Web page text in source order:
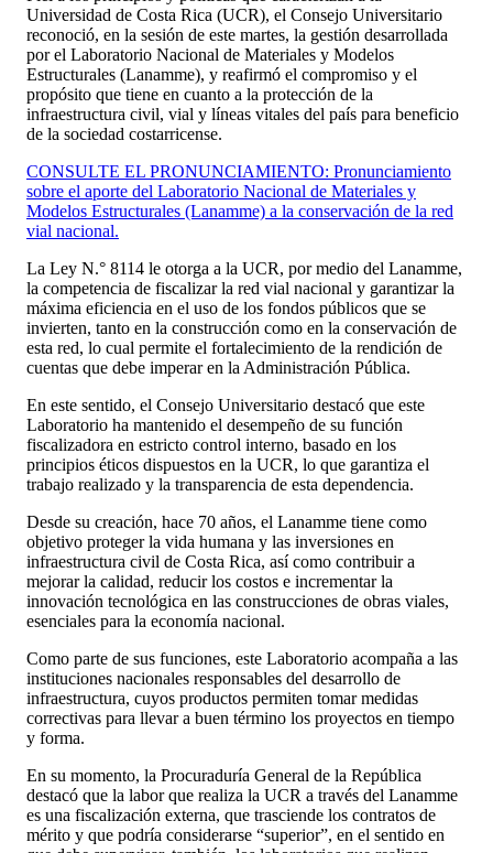
Universidad de Costa Rica (UCR), el Consejo Universitario
reconoció, en la sesión de este martes, la gestión desarrollada
por el Laboratorio Nacional de Materiales y Modelos
Estructurales (Lanamme), y reafirmó el compromiso y el
propósito que tiene en cuanto a la protección de la
infraestructura civil, vial y líneas vitales del país para beneficio
de la sociedad costarricense.
CONSULTE EL PRONUNCIAMIENTO: Pronunciamiento
sobre el aporte del Laboratorio Nacional de Materiales y
Modelos Estructurales (Lanamme) a la conservación de la red
vial nacional.
La Ley N.° 8114 le otorga a la UCR, por medio del Lanamme,
la competencia de fiscalizar la red vial nacional y garantizar la
máxima eficiencia en el uso de los fondos públicos que se
invierten, tanto en la construcción como en la conservación de
esta red, lo cual permite el fortalecimiento de la rendición de
cuentas que debe imperar en la Administración Pública.
En este sentido, el Consejo Universitario destacó que este
Laboratorio ha mantenido el desempeño de su función
fiscalizadora en estricto control interno, basado en los
principios éticos dispuestos en la UCR, lo que garantiza el
trabajo realizado y la transparencia de esta dependencia.
Desde su creación, hace 70 años, el Lanamme tiene como
objetivo proteger la vida humana y las inversiones en
infraestructura civil de Costa Rica, así como contribuir a
mejorar la calidad, reducir los costos e incrementar la
innovación tecnológica en las construcciones de obras viales,
esenciales para la economía nacional.
Como parte de sus funciones, este Laboratorio acompaña a las
instituciones nacionales responsables del desarrollo de
infraestructura, cuyos productos permiten tomar medidas
correctivas para llevar a buen término los proyectos en tiempo
y forma.
En su momento, la Procuraduría General de la República
destacó que la labor que realiza la UCR a través del Lanamme
es una fiscalización externa, que trasciende los contratos de
mérito y que podría considerarse “superior”, en el sentido en